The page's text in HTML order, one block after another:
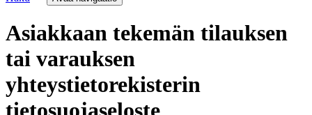
Asiakkaan tekemän tilauksen
tai varauksen
yhteystietorekisterin